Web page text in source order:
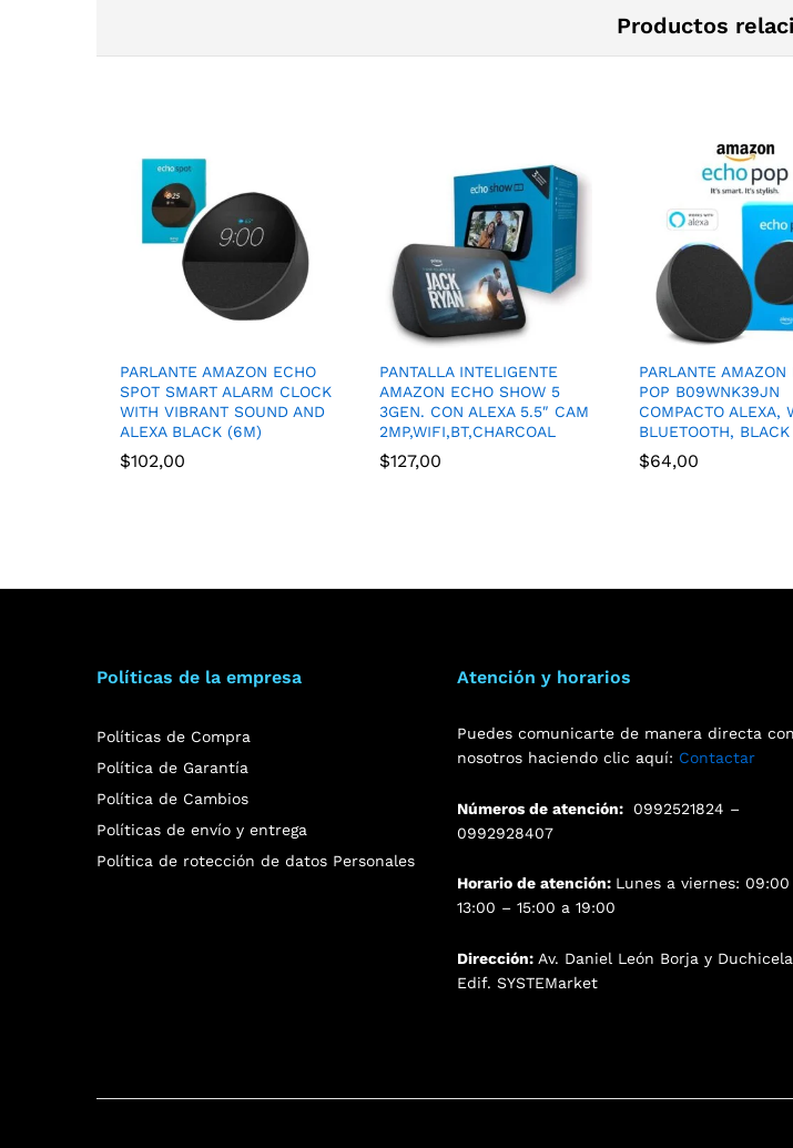
Productos
PARLANTE AMAZON ECHO
SPOT SMART ALARM CLOCK
WITH VIBRANT SOUND AND
ALEXA BLACK (6M)
$102,00
PANTALLA INTELIGENTE
AMAZON ECHO SHOW 5
3GEN. CON ALEXA 5.5″ CAM
2MP,WIFI,BT,CHARCOAL
$127,00
PARLANTE AMAZON
POP B09WNK39JN
COMPACTO ALEXA,
BLUETOOTH,
$64,00
Políticas de la empresa
Políticas de Compra
Política de Garantía
Política de Cambios
Políticas de envío y entrega
Política de rotección de datos Personales
Atención y horarios
Puedes comunicarte de manera directa con
nosotros haciendo clic aquí: Contactar
Números de atención:
0992521824 –
0992928407
Horario de atención: Lunes a viernes: 09:00
13:00 – 15:00 a 19:00
Dirección:Av. Daniel León Borja y Duchicela
Edif. SYSTEMarket